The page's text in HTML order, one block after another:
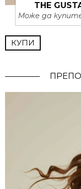
THE
Може да
КУПИ